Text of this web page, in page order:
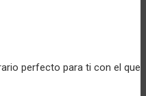
perfecto para ti con el que